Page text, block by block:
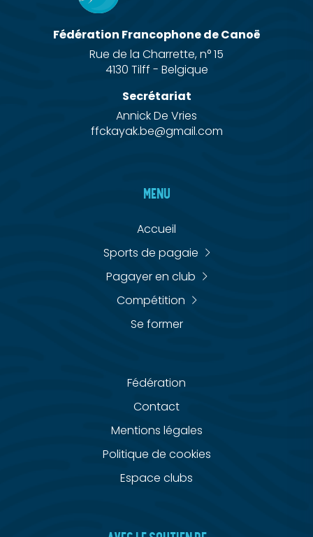
Fédération Francophone de Canoë
Rue de la Charrette, n° 15
4130 Tilff - Belgique
Secrétariat
Annick De Vries
ffckayak.be@gmail.com
MENU
Accueil
Sports de pagaie
Pagayer en club
Compétition
Se former
Fédération
Contact
Mentions légales
Politique de cookies
Espace clubs